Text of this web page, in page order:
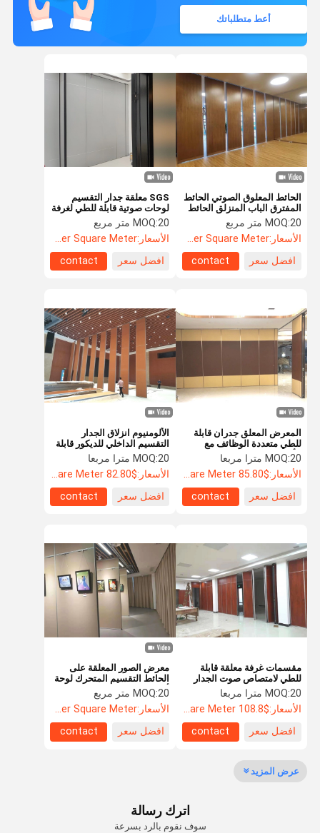
مراقبة الجودة اتصل بنا القضايا
أعط متطلباتك
الحائط المعلوق الصوتي الحائط
المفترق الباب المنزلق الحائط
القابل للإزالة
MOQ:20 متر مربع
الأسعار:US$88.5 Per Square Meter
افضل سعر
contact
SGS معلقة جدار التقسيم
لوحات صوتية قابلة للطي لغرفة
الاجتماعات
MOQ:20 متر مربع
الأسعار:US$88.5 Per Square Meter
افضل سعر
contact
المعرض المعلق جدران قابلة
للطي متعددة الوظائف مع
الألومنيوم الشخصي
MOQ:20 مترا مربعا
الأسعار:$85.80 Per Square Meter
افضل سعر
contact
الألومنيوم انزلاق الجدار
التقسيم الداخلي للديكور قابلة
مم
MOQ:20 مترا مربعا
الأسعار:$82.80 Per Square Meter
افضل سعر
contact
مقسمات غرفة معلقة قابلة
للطي لامتصاص صوت الجدار
MOQ:20 مترا مربعا
الأسعار:$108.8 Per Square Meter
افضل سعر
contact
معرض الصور المعلقة على
الحائط التقسيم المتحرك لوحة
أنظمة الجدران التقسيمية
المعيارية
MOQ:20 متر مربع
الأسعار:US$85.5 Per Square Meter
افضل سعر
contact
عرض المزيد
اترك رسالة
سوف نقوم بالرد بسرعة